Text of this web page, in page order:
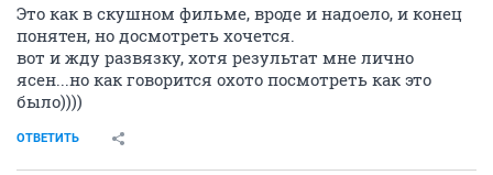
Это как в скушном фильме, вроде и надоело, и конец
понятен, но досмотреть хочется.
вот и жду развязку, хотя результат мне лично
ясен...но как говорится охото посмотреть как это
было))))
ОТВЕТИТЬ